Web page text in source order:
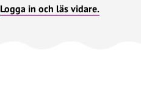
Logga in och läs vidare.